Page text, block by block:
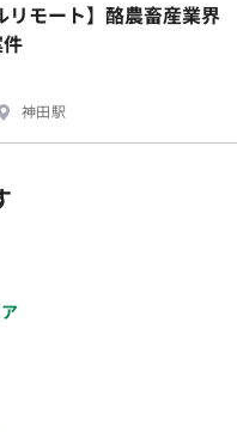
モート】酪農畜産業界
神田駅